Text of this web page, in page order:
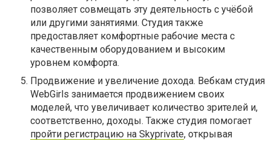
позволяет совмещать эту деятельность с учёбой
или другими занятиями. Студия также
предоставляет комфортные рабочие места с
качественным оборудованием и высоким
уровнем комфорта.
Продвижение и увеличение дохода. Вебкам студия
WebGirls занимается продвижением своих
моделей, что увеличивает количество зрителей и,
соответственно, доходы. Также студия помогает
пройти регистрацию на Skyprivate, открывая